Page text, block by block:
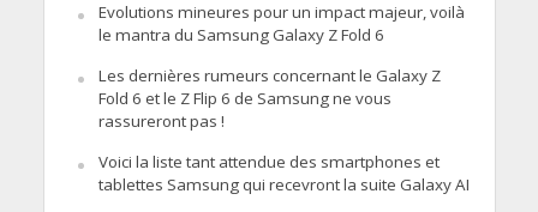
Evolutions mineures pour un impact majeur, voilà
le mantra du Samsung Galaxy Z Fold 6
Les dernières rumeurs concernant le Galaxy Z
Fold 6 et le Z Flip 6 de Samsung ne vous
rassureront pas !
Voici la liste tant attendue des smartphones et
tablettes Samsung qui recevront la suite Galaxy AI